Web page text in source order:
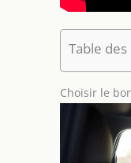
Table
Choisir le